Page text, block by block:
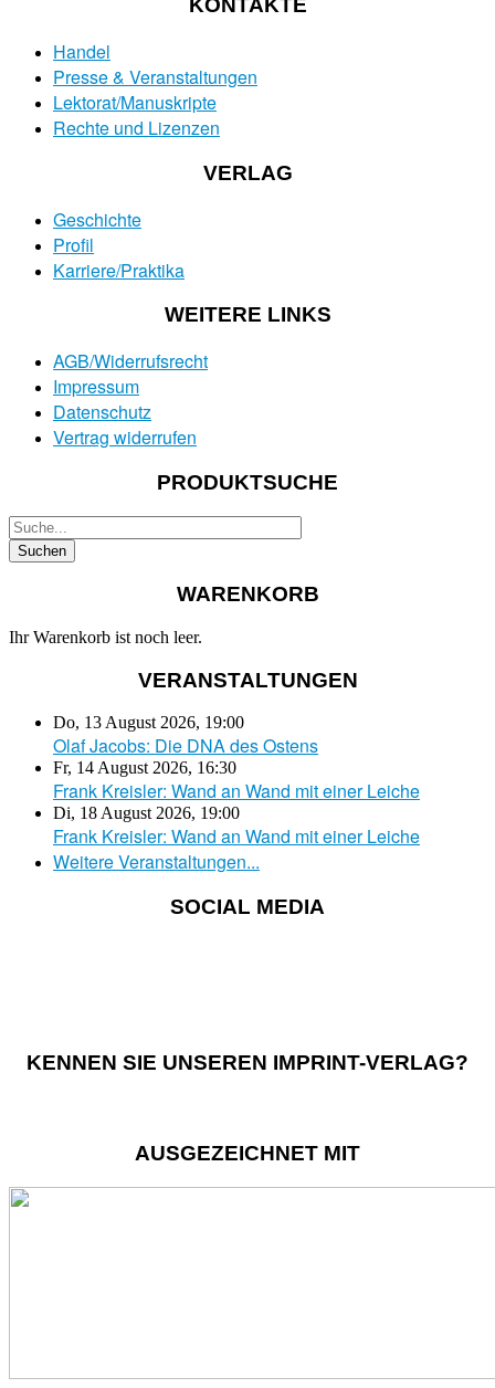
KONTAKTE
Handel
Presse & Veranstaltungen
Lektorat/Manuskripte
Rechte und Lizenzen
VERLAG
Geschichte
Profil
Karriere/Praktika
WEITERE LINKS
AGB/Widerrufsrecht
Impressum
Datenschutz
Vertrag widerrufen
PRODUKTSUCHE
WARENKORB
Ihr Warenkorb ist noch leer.
VERANSTALTUNGEN
Do, 13 August 2026, 19:00
Olaf Jacobs: Die DNA des Ostens
Fr, 14 August 2026, 16:30
Frank Kreisler: Wand an Wand mit einer Leiche
Di, 18 August 2026, 19:00
Frank Kreisler: Wand an Wand mit einer Leiche
Weitere Veranstaltungen...
SOCIAL MEDIA
KENNEN SIE UNSEREN IMPRINT-VERLAG?
AUSGEZEICHNET MIT